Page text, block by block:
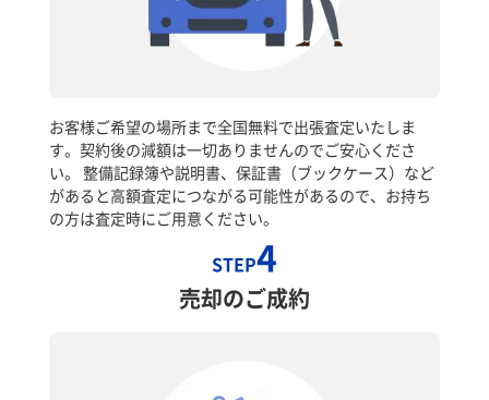
お客様ご希望の場所まで全国無料で出張査定いたしま
す。契約後の減額は一切ありませんのでご安心くださ
い。 整備記録簿や説明書、保証書（ブックケース）など
があると高額査定につながる可能性があるので、お持ち
の方は査定時にご用意ください。
STEP4
売却のご成約